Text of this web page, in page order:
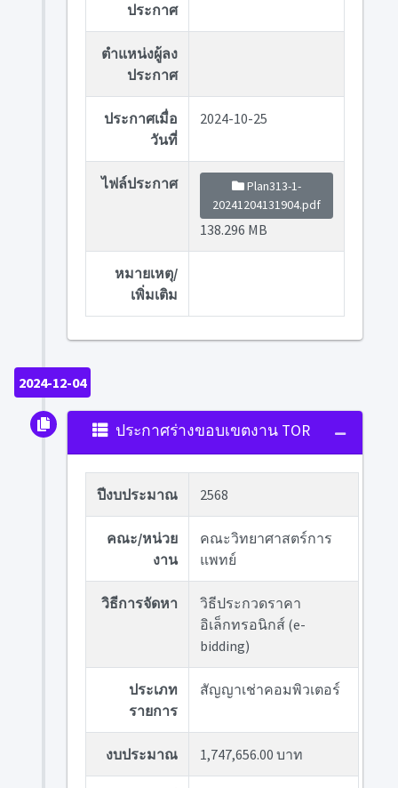
ประกาศ
ตำแหน่งผู้ลง
ประกาศ
ประกาศเมื่อ
วันที่
2024-10-25
ไฟล์ประกาศ
Plan313-1-
20241204131904.pdf
138.296 MB
หมายเหตุ/
เพิ่มเติม
2024-12-04
ประกาศร่างขอบเขตงาน TOR
ปีงบประมาณ 2568
คณะ/หน่วย
งาน
คณะวิทยาศาสตร์การ
แพทย์
วิธีการจัดหา
วิธีประกวดราคา
อิเล็กทรอนิกส์ (e-
bidding)
ประเภท
รายการ
สัญญาเช่าคอมพิวเตอร์
งบประมาณ 1,747,656.00 บาท